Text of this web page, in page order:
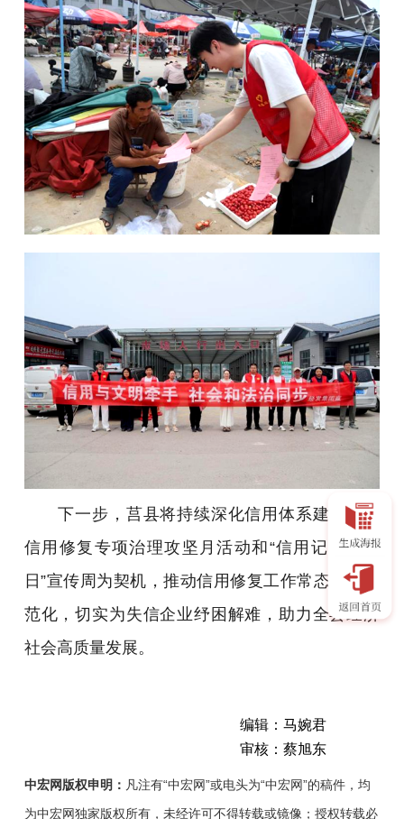
下一步，莒县将持续深化信用体系建设，以
信用修复专项治理攻坚月活动和“信用记录关爱
日”宣传周为契机，推动信用修复工作常态化、规
范化，切实为失信企业纾困解难，助力全县经济
社会高质量发展。
编辑：马婉君
审核：蔡旭东
中宏网版权申明： 凡注有“中宏网”或电头为“中宏网”的稿件，均
为中宏网独家版权所有，未经许可不得转载或镜像；授权转载必